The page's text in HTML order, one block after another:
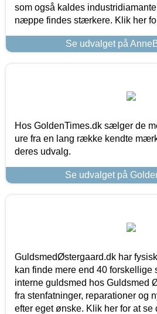
som også kaldes
næppe findes stærkere. Klik her
Se udvalget på
Hos GoldenTimes.dk sælger de
ure fra en lang række kendte
deres udvalg.
Se udvalget på
GuldsmedØstergaard.dk har
kan finde mere end 40 forskellige
interne guldsmed hos Guldsmed
fra stenfatninger, reparationer og
efter eget ønske. Klik her for at se